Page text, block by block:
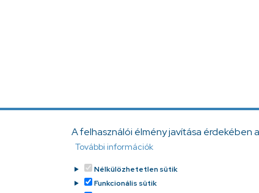
A felhasználói élmény javítása
További információk
Nélkülözhetetlen sütik
Funkcionális sütik